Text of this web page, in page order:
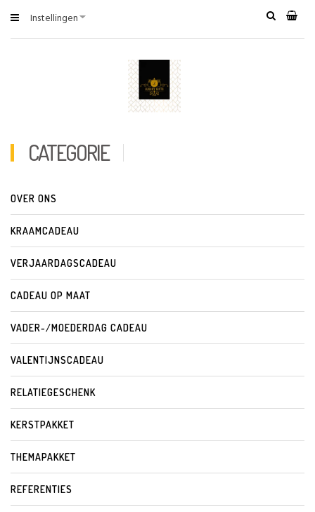
Instellingen
CATEGORIE
OVER ONS
KRAAMCADEAU
VERJAARDAGSCADEAU
CADEAU OP MAAT
VADER-/MOEDERDAG CADEAU
VALENTIJNSCADEAU
RELATIEGESCHENK
KERSTPAKKET
THEMAPAKKET
REFERENTIES